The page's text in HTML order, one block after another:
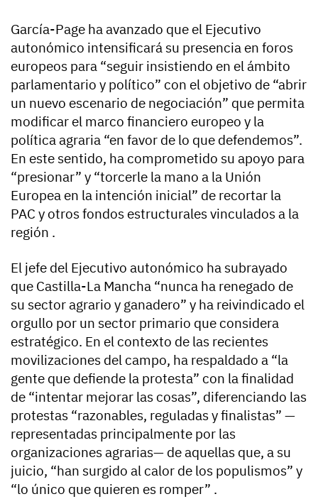
García-Page ha avanzado que el Ejecutivo
autonómico intensificará su presencia en foros
europeos para “seguir insistiendo en el ámbito
parlamentario y político” con el objetivo de “abrir
un nuevo escenario de negociación” que permita
modificar el marco financiero europeo y la
política agraria “en favor de lo que defendemos”.
En este sentido, ha comprometido su apoyo para
“presionar” y “torcerle la mano a la Unión
Europea en la intención inicial” de recortar la
PAC y otros fondos estructurales vinculados a la
región .
El jefe del Ejecutivo autonómico ha subrayado
que Castilla-La Mancha “nunca ha renegado de
su sector agrario y ganadero” y ha reivindicado el
orgullo por un sector primario que considera
estratégico. En el contexto de las recientes
movilizaciones del campo, ha respaldado a “la
gente que defiende la protesta” con la finalidad
de “intentar mejorar las cosas”, diferenciando las
protestas “razonables, reguladas y finalistas” —
representadas principalmente por las
organizaciones agrarias— de aquellas que, a su
juicio, “han surgido al calor de los populismos” y
“lo único que quieren es romper” .